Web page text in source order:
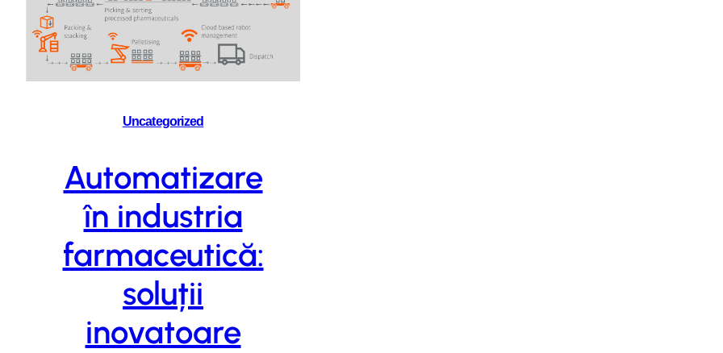
Uncategorized
Automatizare
în industria
farmaceutică:
soluții
inovatoare